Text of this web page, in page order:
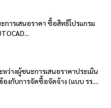
ารเสนอราคา ซื้อสิทธิโปรแกรม
หว่างผู้ชนะการเสนอราคาประเมิน
องกับการจัดซื้อจัดจ้าง (แบบ รร....